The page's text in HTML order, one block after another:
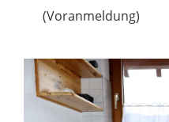
(Voranmeldung)